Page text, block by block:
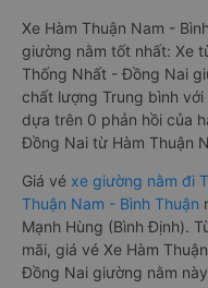
Xe Hàm Thuận Nam -
giường nằm tốt nhất: Xe
Thống Nhất - Đồng Nai
chất lượng Trung bình
dựa trên 0 phản hồi của
Đồng Nai từ Hàm Thuận
Giá vé xe giường nằm đi
Thuận Nam - Bình Thuận
Mạnh Hùng (Bình Định).
mãi, giá vé Xe Hàm
Đồng Nai giường nằm